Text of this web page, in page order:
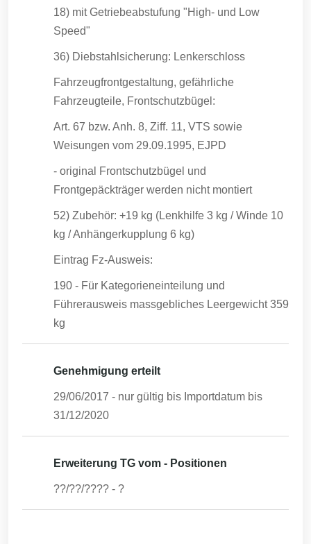
18) mit Getriebeabstufung "High- und Low
Speed"
36) Diebstahlsicherung: Lenkerschloss
Fahrzeugfrontgestaltung, gefährliche
Fahrzeugteile, Frontschutzbügel:
Art. 67 bzw. Anh. 8, Ziff. 11, VTS sowie
Weisungen vom 29.09.1995, EJPD
- original Frontschutzbügel und
Frontgepäckträger werden nicht montiert
52) Zubehör: +19 kg (Lenkhilfe 3 kg / Winde 10
kg / Anhängerkupplung 6 kg)
Eintrag Fz-Ausweis:
190 - Für Kategorieneinteilung und
Führerausweis massgebliches Leergewicht 359
kg
Genehmigung erteilt
29/06/2017 - nur gültig bis Importdatum bis
31/12/2020
Erweiterung TG vom - Positionen
??/??/???? - ?